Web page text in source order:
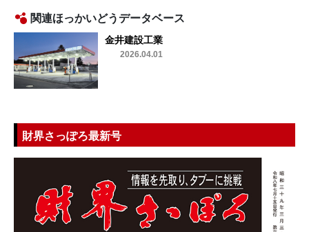
関連ほっかいどうデータベース
金井建設工業
2026.04.01
財界さっぽろ最新号